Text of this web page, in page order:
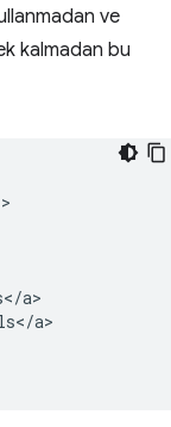
ve
kalmadan bu
a>
a>